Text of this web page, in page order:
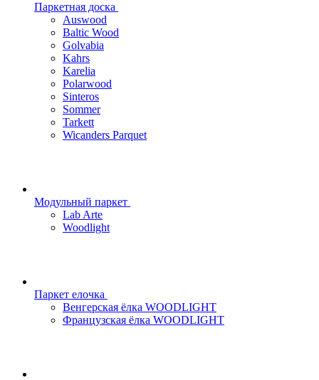
Паркетная доска
Auswood
Baltic Wood
Golvabia
Kahrs
Karelia
Polarwood
Sinteros
Sommer
Tarkett
Wicanders Parquet
Модульный паркет
Lab Arte
Woodlight
Паркет елочка
Венгерская ёлка WOODLIGHT
Французская ёлка WOODLIGHT